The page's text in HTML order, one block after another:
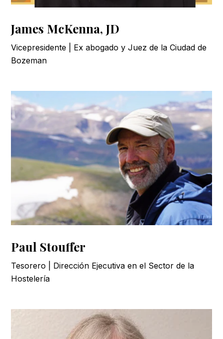
James McKenna, JD
Vicepresidente | Ex abogado y Juez de la Ciudad de
Bozeman
Paul Stouffer
Tesorero | Dirección Ejecutiva en el Sector de la
Hostelería